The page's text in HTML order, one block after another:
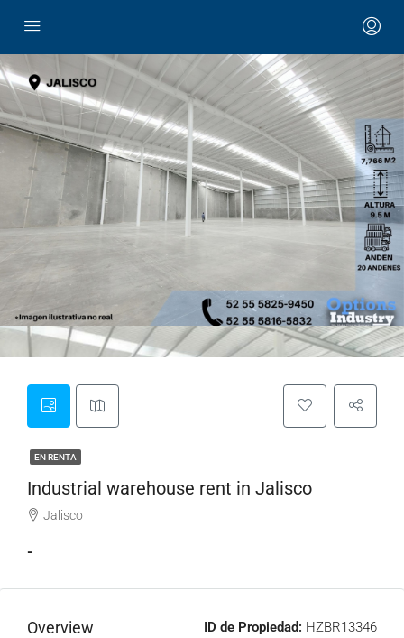
EN RENTA
Industrial warehouse rent in Jalisco
Jalisco
-
Overview ID de Propiedad: HZBR13346